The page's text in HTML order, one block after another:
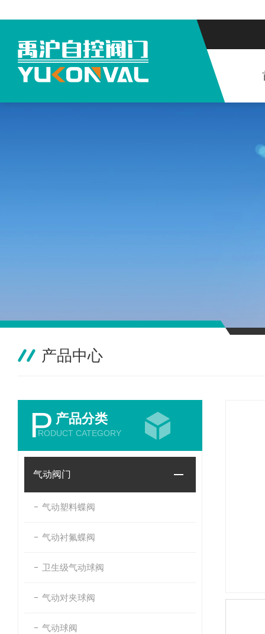
产品中心
P 产品分类
RODUCT CATEGORY
气动阀门
气动塑料蝶阀
气动衬氟蝶阀
卫生级气动球阀
气动对夹球阀
气动球阀